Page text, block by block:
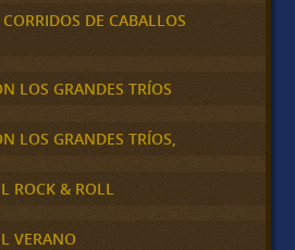
DE CABALLOS
LOS GRANDES TRÍOS
LOS GRANDES TRÍOS,
ROCK & ROLL
VERANO